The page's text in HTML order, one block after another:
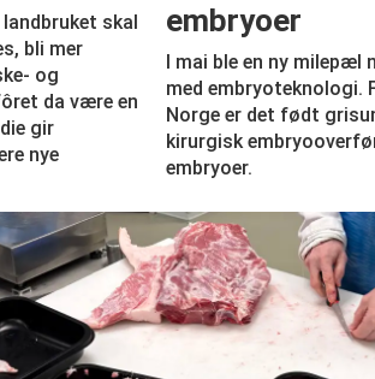
skal
bli mer
og
da være en
gir
nye
embryoer
I mai ble en ny milepæl
med embryoteknologi.
Norge er det født
kirurgisk
embryoer.